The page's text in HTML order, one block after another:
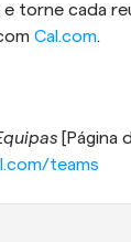
torne cada
Cal.com.
[Página
teams